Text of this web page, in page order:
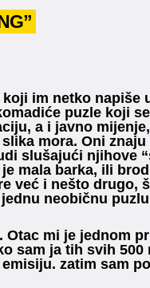
im netko napiše
puzle koji
a i javno
mora. Oni
slušajući njihove
mala barka, ili
već i nešto drugo,
neobičnu
Otac mi je jednom
sam ja tih svih
zatim sam